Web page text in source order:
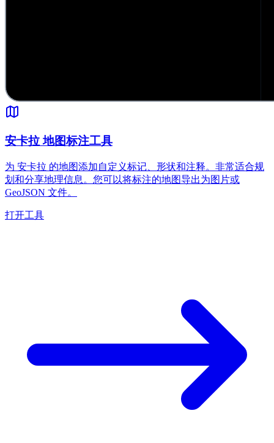
安卡拉 地图标注工具
为 安卡拉 的地图添加自定义标记、形状和注释。非常适合规
划和分享地理信息。您可以将标注的地图导出为图片或
GeoJSON 文件。
打开工具